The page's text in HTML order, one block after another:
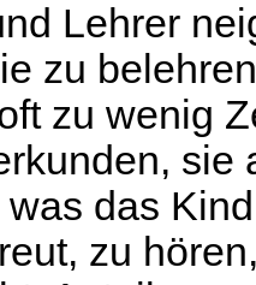
Lehrer
zu
zu wenig
sie
das
zu